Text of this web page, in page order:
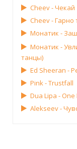
Cheev - Чекай
Cheev - Гарно
Монатик -
Монатик -
танцы)
Ed Sheeran -
Pink - Trustfall
Dua Lipa - One
Alekseev -